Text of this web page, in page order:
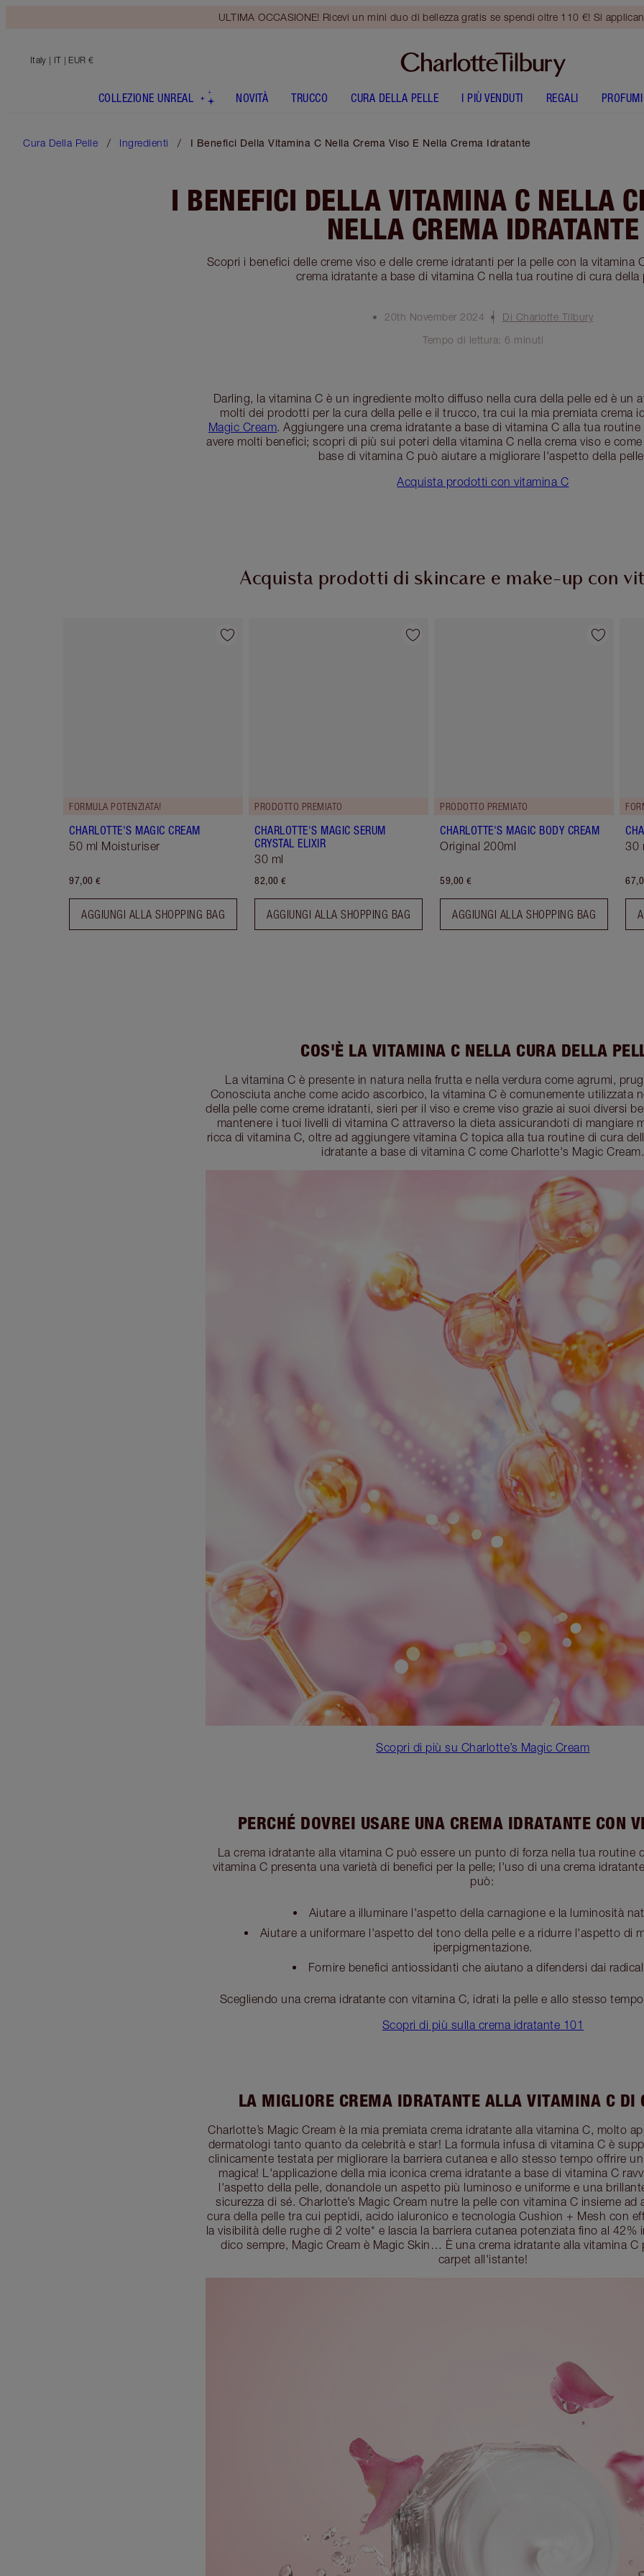
ULTIMA OCCASIONE! Ricevi un mini duo di bellezza gratis se spendi oltre 110 €! Si
Italy | IT | EUR €
COLLEZIONE UNREAL NOVITÀ TRUCCO CURA DELLA PELLE I PIÙ VENDUTI REGALI PROFUMI
Cura Della Pelle Ingredienti I Benefici Della Vitamina C Nella Crema Viso E Nella Crema Idratante
I BENEFICI DELLA VITAMINA C NELLA
NELLA CREMA IDRATANTE
Scopri i benefici delle creme viso e delle creme idratanti per la pelle con la vitamina
crema idratante a base di vitamina C nella tua routine di cura della
20th November 2024
Di Charlotte Tilbury
Tempo di lettura: 6 minuti
Darling, la vitamina C è un ingrediente molto diffuso nella cura della pelle ed è un
molti dei prodotti per la cura della pelle e il trucco, tra cui la mia premiata crema
Magic Cream. Aggiungere una crema idratante a base di vitamina C alla tua
avere molti benefici; scopri di più sui poteri della vitamina C nella crema viso e
base di vitamina C può aiutare a migliorare l'aspetto della
Acquista prodotti con vitamina C
Acquista prodotti di skincare e make-up con
Articolo 1 di 31
FORMULA POTENZIATA!
CHARLOTTE'S MAGIC CREAM
50 ml Moisturiser
97,00 €
AGGIUNGI ALLA SHOPPING BAG
Articolo 2 di 31
PRODOTTO PREMIATO
CHARLOTTE'S MAGIC SERUM
CRYSTAL ELIXIR
30 ml
82,00 €
AGGIUNGI ALLA SHOPPING BAG
Articolo 3 di 31
PRODOTTO PREMIATO
CHARLOTTE'S MAGIC BODY CREAM
Original 200ml
59,00 €
AGGIUNGI ALLA SHOPPING BAG
30
COS'È LA VITAMINA C NELLA CURA DELLA
La vitamina C è presente in natura nella frutta e nella verdura come agrumi,
Conosciuta anche come acido ascorbico, la vitamina C è comunemente utilizzata
della pelle come creme idratanti, sieri per il viso e creme viso grazie ai suoi diversi
mantenere i tuoi livelli di vitamina C attraverso la dieta assicurandoti di mangiare
ricca di vitamina C, oltre ad aggiungere vitamina C topica alla tua routine di cura
idratante a base di vitamina C come Charlotte's Magic Cream.
Scopri di più su Charlotte’s Magic Cream
PERCHÉ DOVREI USARE UNA CREMA IDRATANTE CON
La crema idratante alla vitamina C può essere un punto di forza nella tua routine
vitamina C presenta una varietà di benefici per la pelle; l'uso di una crema
può:
Aiutare a illuminare l'aspetto della carnagione e la luminosità
Aiutare a uniformare l'aspetto del tono della pelle e a ridurre l'aspetto di
iperpigmentazione.
Fornire benefici antiossidanti che aiutano a difendersi dai
Scegliendo una crema idratante con vitamina C, idrati la pelle e allo stesso
Scopri di più sulla crema idratante 101
LA MIGLIORE CREMA IDRATANTE ALLA VITAMINA C DI
Charlotte’s Magic Cream è la mia premiata crema idratante alla vitamina C, molto
dermatologi tanto quanto da celebrità e star! La formula infusa di vitamina C è
clinicamente testata per migliorare la barriera cutanea e allo stesso tempo offrire
magica! L'applicazione della mia iconica crema idratante a base di vitamina C
l'aspetto della pelle, donandole un aspetto più luminoso e uniforme e una
sicurezza di sé. Charlotte’s Magic Cream nutre la pelle con vitamina C insieme ad
cura della pelle tra cui peptidi, acido ialuronico e tecnologia Cushion + Mesh con
la visibilità delle rughe di 2 volte* e lascia la barriera cutanea potenziata fino al 42%
dico sempre, Magic Cream è Magic Skin… È una crema idratante alla vitamina C
carpet all'istante!